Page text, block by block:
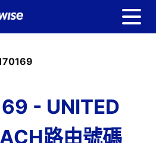
- UNITED
路由號碼